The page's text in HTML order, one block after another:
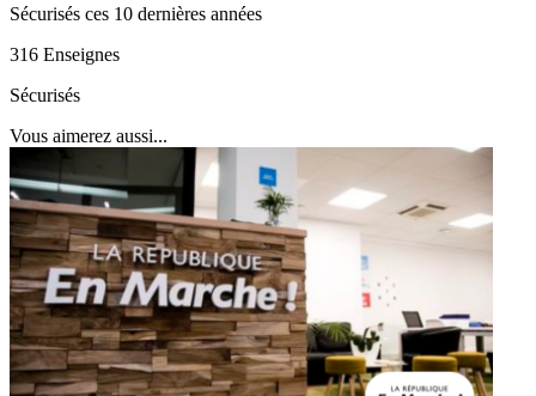
Sécurisés ces 10 dernières années
316 Enseignes
Sécurisés
Vous aimerez aussi...